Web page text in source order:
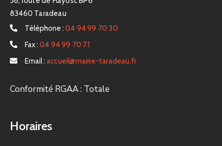
83460 Taradeau
Téléphone : 04 94 99 70 30
Fax : 04 94 99 70 71
Email : accueil@mairie-taradeau.fr
Conformité RGAA : Totale
Horaires